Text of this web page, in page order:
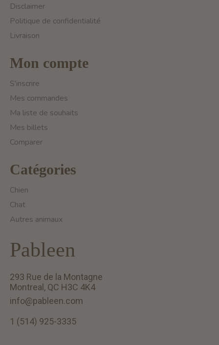
Disclaimer
Politique de confidentialité
Livraison
Mon compte
S'inscrire
Mes commandes
Ma liste de souhaits
Mes billets
Comparer
Catégories
Chien
Chat
Autres animaux
Pableen
293 Rue de la Montagne
Montreal, QC H3C 4K4
info@pableen.com
1 (514) 925-3335